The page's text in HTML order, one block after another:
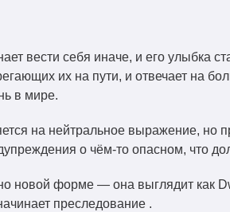
вести себя иначе, и его улыбка
их на пути, и отвечает на
в мире.
на нейтральное выражение, но
о чём-то опасном, что
новой форме — она выглядит как
преследование .